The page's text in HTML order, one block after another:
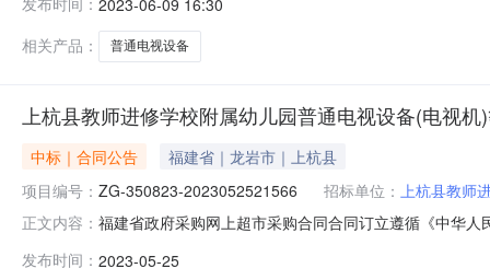
村二环路30号联系方式：18060190388供应商(乙方)：
相关产品：
普通电视设备
上杭县教师进修学校附属幼儿园普通电视设备(电视
中标｜合同公告
福建省｜龙岩市｜上杭县
项目编号： ZG-350823-2023052521566 招标单位： 上杭县教师
正文内容： 福建省政府采购网上超市采购合同合同订立遵循《中华
计划（计划号:CGXM-2023-350823-00737[2023]00345
发布时间： 2023-05-25